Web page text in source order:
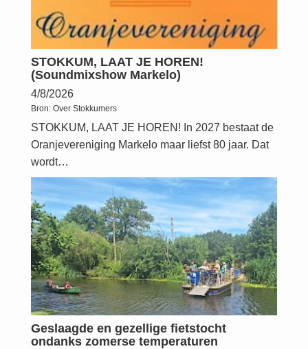
STOKKUM, LAAT JE HOREN!
(Soundmixshow Markelo)
4/8/2026
Bron: Over Stokkumers
STOKKUM, LAAT JE HOREN! In 2027 bestaat de
Oranjevereniging Markelo maar liefst 80 jaar. Dat
wordt…
Geslaagde en gezellige fietstocht
ondanks zomerse temperaturen